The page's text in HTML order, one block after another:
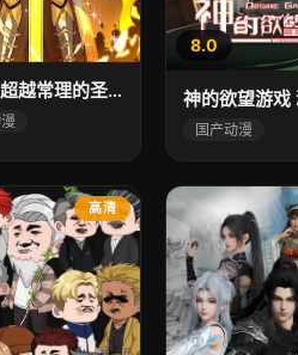
SSS级超越常理的圣骑士 动态漫画
8.0
国产动漫
高清